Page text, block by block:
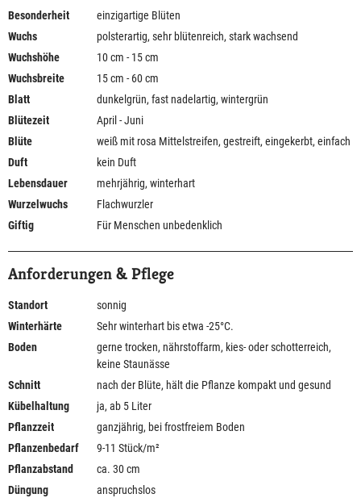
Besonderheit
einzigartige Blüten
Wuchs
polsterartig, sehr blütenreich, stark wachsend
Wuchshöhe
10 cm - 15 cm
Wuchsbreite
15 cm - 60 cm
Blatt
dunkelgrün, fast nadelartig, wintergrün
Blütezeit
April - Juni
Blüte
weiß mit rosa Mittelstreifen, gestreift, eingekerbt, einfach
Duft
kein Duft
Lebensdauer
mehrjährig, winterhart
Wurzelwuchs
Flachwurzler
Giftig
Für Menschen unbedenklich
Anforderungen & Pflege
Standort
sonnig
Winterhärte
Sehr winterhart bis etwa -25°C.
Boden
gerne trocken, nährstoffarm, kies- oder schotterreich,
keine Staunässe
Schnitt
nach der Blüte, hält die Pflanze kompakt und gesund
Kübelhaltung
ja, ab 5 Liter
Pflanzzeit
ganzjährig, bei frostfreiem Boden
Pflanzenbedarf
9-11 Stück/m²
Pflanzabstand
ca. 30 cm
Düngung
anspruchslos